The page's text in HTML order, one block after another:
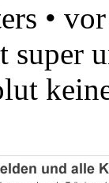
•
super